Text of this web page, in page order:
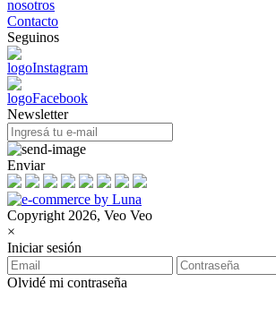
nosotros
Contacto
Seguinos
Newsletter
Enviar
Copyright 2026, Veo Veo
×
Iniciar sesión
Olvidé mi contraseña